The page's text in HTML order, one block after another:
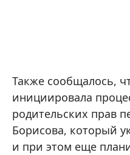
Также сообщалось,
инициировала
родительских прав
Борисова, который
и при этом еще